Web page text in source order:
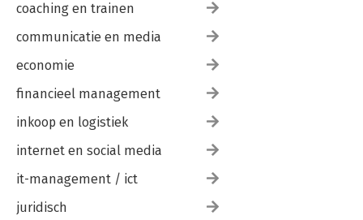
coaching en trainen
communicatie en media
economie
financieel management
inkoop en logistiek
internet en social media
it-management / ict
juridisch